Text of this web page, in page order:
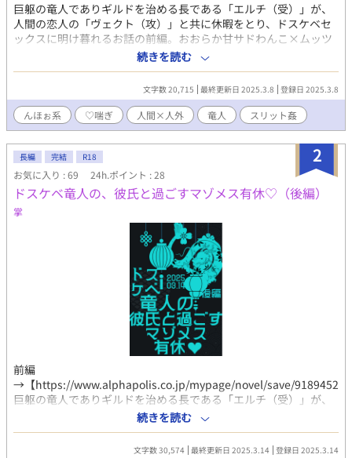
巨躯の竜人でありギルドを治める長である「エルチ（受）」が、
人間の恋人の「ヴェクト（攻）」と共に休暇をとり、ドスケベセ
ックスに明け暮れるお話の前編。おおらか甘サドわんこ×ムッツ
リドスケベ強気ザコメスなCPです。 人間×人外要素やスリット
姦、尿道攻めや3点責めなど少々ハードめな内容が含まれます。
コミッションにて執筆させていただいた作品で、登場人物や世界
観の設定はご依頼主様に帰属いたします。ありがとうございまし
た！ ・web拍手 http://bit.ly/38kXFb0 ・X垢
https://twitter.com/show1write
続きを読む
文字数 20,715 最終更新日 2025.3.8 登録日 2025.3.8
んほぉ系 ♡喘ぎ 人間×人外 竜人 スリット姦
2
長編 完結 R18
お気に入り : 69 24h.ポイント : 28
ドスケベ竜人の、彼氏と過ごすマゾメス有休♡（後編）
掌
前編
→【https://www.alphapolis.co.jp/mypage/novel/save/
巨躯の竜人でありギルドを治める長である「エルチ（受）」が、
人間の恋人の「ヴェクト（攻）」と共に休暇をとり、ドスケベセ
ックスに明け暮れるお話の後編。おおらか甘サドわんこ×ムッツ
リドスケベ強気ザコメスなCPです。 人間×人外要素やスリット
続きを読む
文字数 30,574 最終更新日 2025.3.14 登録日 2025.3.14